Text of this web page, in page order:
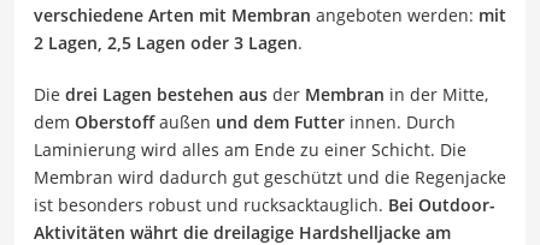
verschiedene Arten mit Membran angeboten werden: mit
2 Lagen, 2,5 Lagen oder 3 Lagen.
Die drei Lagen bestehen aus der Membran in der Mitte,
dem Oberstoffaußen und dem Futter innen. Durch
Laminierung wird alles am Ende zu einer Schicht. Die
Membran wird dadurch gut geschützt und die Regenjacke
ist besonders robust und rucksacktauglich. Bei Outdoor-
Aktivitäten währt die dreilagige Hardshelljacke am